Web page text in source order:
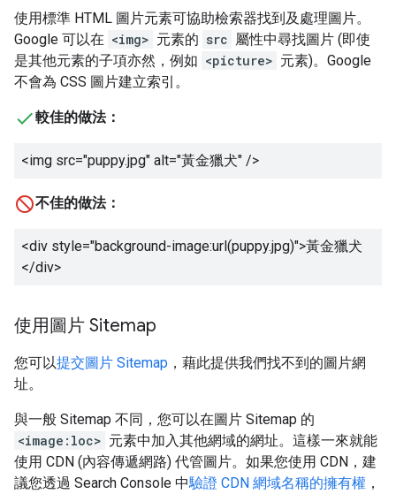
使用標準 HTML 圖片元素可協助檢索器找到及處理圖片。
Google 可以在 <img> 元素的 src 屬性中尋找圖片 (即使
是其他元素的子項亦然，例如 <picture> 元素)。Google
不會為 CSS 圖片建立索引。
較佳的做法：
<img src="puppy.jpg" alt="黃金獵犬" />
不佳的做法：
<div style="background-image:url(puppy.jpg)">黃金獵犬
</div>
使用圖片 Sitemap
您可以提交圖片 Sitemap ，藉此提供我們找不到的圖片網
址。
與一般 Sitemap 不同，您可以在圖片 Sitemap 的
<image:loc> 元素中加入其他網域的網址。這樣一來就能
使用 CDN (內容傳遞網路) 代管圖片。如果您使用 CDN，建
議您透過 Search Console 中驗證 CDN 網域名稱的擁有權 ，